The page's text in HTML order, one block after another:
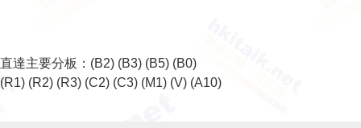
直達主要分板： (B2) (B3) (B5) (B0)
(R1) (R2) (R3) (C2) (C3) (M1) (V) (A10)